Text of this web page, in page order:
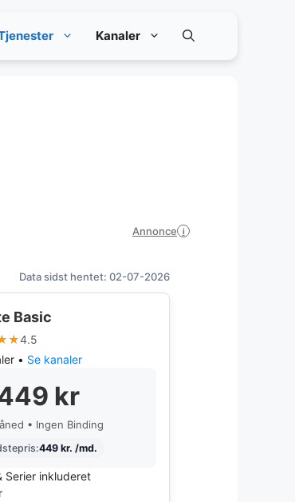
Kanaler
Annonce i
Data sidst hentet: 02-07-2026
Basic
4.5
• Se kanaler
kr
• Ingen Binding
449 kr. /md.
Serier inkluderet